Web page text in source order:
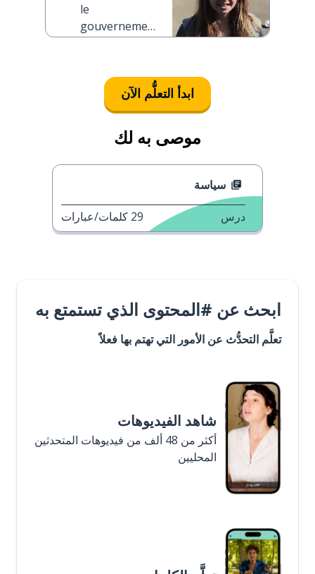
le
gouvernement
pouvoir
ابدأ التعلُّم الآن
موصى به لك
سياسة
درس 29 كلمات/عبارات
ابحث عن #المحتوى الذي تستمتع به
تعلَّم التحدُّث عن الأمور التي تهتم بها فعلاً
شاهد الفيديوهات
أكثر من 48 ألف من فيديوهات المتحدثين
المحليين